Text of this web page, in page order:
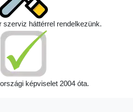
szerviz háttérrel rendelkezünk.
képviselet 2004 óta.